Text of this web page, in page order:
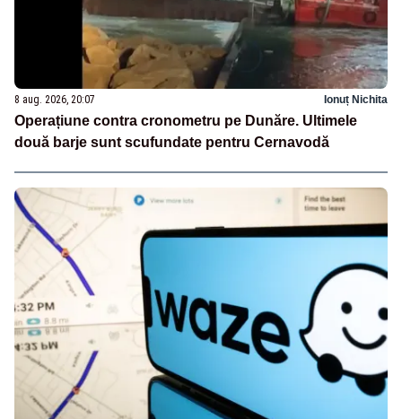
8 aug. 2026, 20:07 Ionuț Nichita
Operațiune contra cronometru pe Dunăre. Ultimele
două barje sunt scufundate pentru Cernavodă